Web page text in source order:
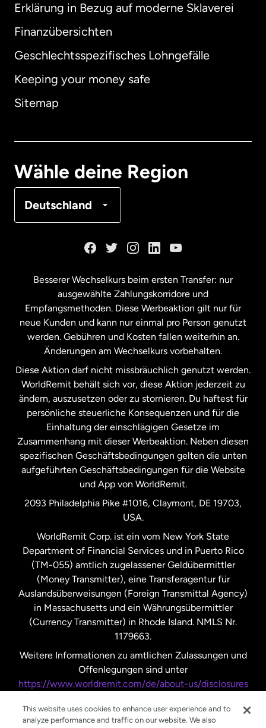
Erklärung in Bezug auf moderne Sklaverei
Finanzübersichten
Geschlechtsspezifisches Lohngefälle
Keeping your money safe
Sitemap
Wähle deine Region
Deutschland
International English
Australien
Malaysia
Neuseeland
Niederlande
Schweden
Spanien
Vereinigte Staaten English
Vereinigte Staaten
Vereinigtes Königreich
Besserer Wechselkurs beim ersten Transfer: nur
ausgewählte Zahlungskorridore und
Empfangsmethoden. Diese Werbeaktion gilt nur für
neue Kunden und kann nur einmal pro Person genutzt
werden. Gebühren und Kosten fallen weiterhin an.
Änderungen am Wechselkurs vorbehalten.
Diese Aktion darf nicht missbräuchlich genutzt werden.
WorldRemit behält sich vor, diese Aktion jederzeit zu
ändern, auszusetzen oder zu stornieren. Du haftest für
persönliche steuerliche Konsequenzen und für die
Einhaltung der einschlägigen Gesetze im
Zusammenhang mit dieser Werbeaktion. Neben diesen
spezifischen Geschäftsbedingungen gelten die unten
aufgeführten Geschäftsbedingungen für die Website
und App von WorldRemit.
2093 Philadelphia Pike #1016, Claymont, DE 19703,
USA.
WorldRemit Corp. ist ein vom New York State
Department of Financial Services und in Puerto Rico
(TM-055) amtlich zugelassener Geldübermittler
(Money Transmitter), eine Transferagentur für
Auslandsüberweisungen (Foreign Transmittal Agency)
in Massachusetts und ein Währungsübermittler
(Currency Transmitter) in Rhode Island. NMLS Nr.
1179663.
Weitere Informationen zu amtlichen Zulassungen und
Offenlegungen sind unter
https://www.worldremit.com/de/about-us/disclosures
This website uses cookies to enhance user experience and to
analyze performance and traffic on our website. We also